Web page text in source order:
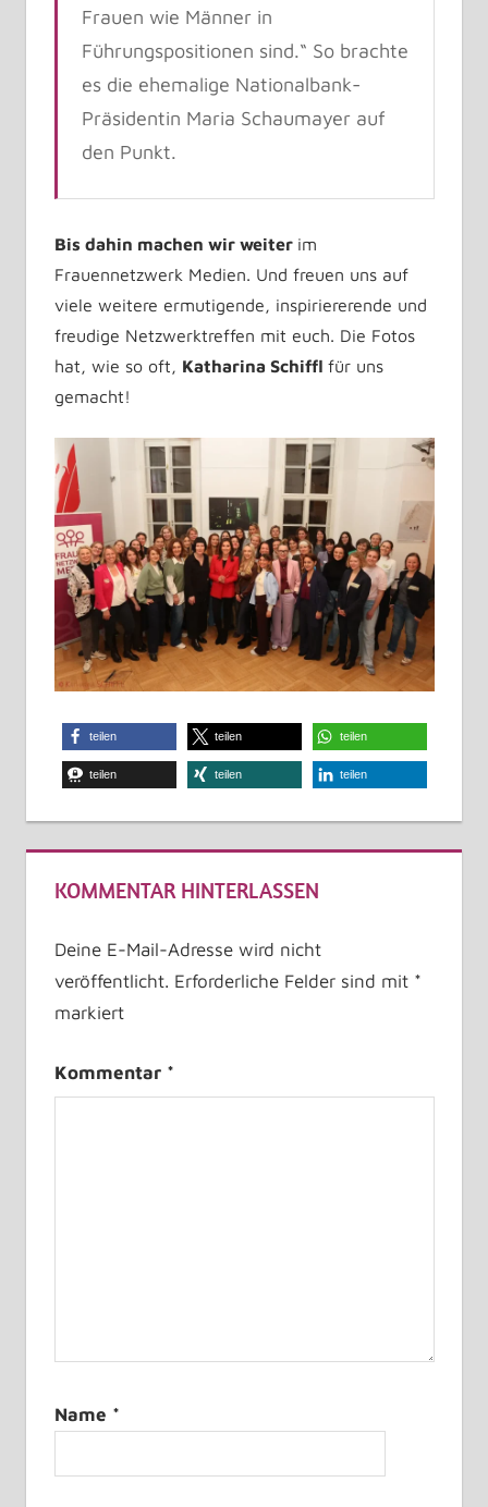
Frauen wie Männer in
Führungspositionen sind.“ So brachte
es die ehemalige Nationalbank-
Präsidentin Maria Schaumayer auf
den Punkt.
Bis dahin machen wir weiter im
Frauennetzwerk Medien. Und freuen uns auf
viele weitere ermutigende, inspiriererende und
freudige Netzwerktreffen mit euch. Die Fotos
hat, wie so oft, Katharina Schiffl für uns
gemacht!
teilen teilen teilen
teilen teilen teilen
KOMMENTAR HINTERLASSEN
Deine E-Mail-Adresse wird nicht
veröffentlicht. Erforderliche Felder sind mit *
markiert
Kommentar *
Name *